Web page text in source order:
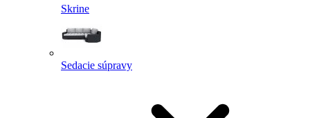
Skrine
Sedacie súpravy